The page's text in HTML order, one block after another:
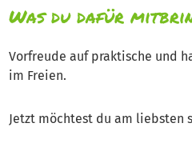
Was du dafür
Vorfreude auf praktische und
im Freien.
Jetzt möchtest du am liebsten